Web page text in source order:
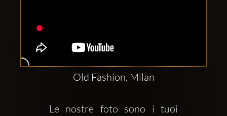
Old Fashion, Milan
Le nostre foto sono i tuoi